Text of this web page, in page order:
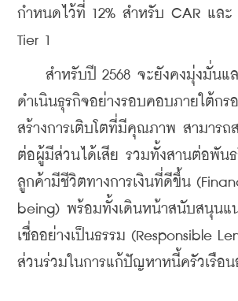
กำหนดไว้ที่ 12% สำหรับ CAR และ
Tier 1
สำหรับปี 2568 จะยังคงมุ่งมั่นแล
ดำเนินธุรกิจอย่างรอบคอบภายใต้กร
สร้างการเติบโตที่มีคุณภาพ สามารถ
ต่อผู้มีส่วนได้เสีย รวมทั้งสานต่อพัน
ลูกค้ามีชีวิตทางการเงินที่ดีขึ้น
being) พร้อมทั้งเดินหน้าสนับสนุนแ
เชื่ออย่างเป็นธรรม (Responsible
ส่วนร่วมในการแก้ปัญหาหนี้ครัวเรือน